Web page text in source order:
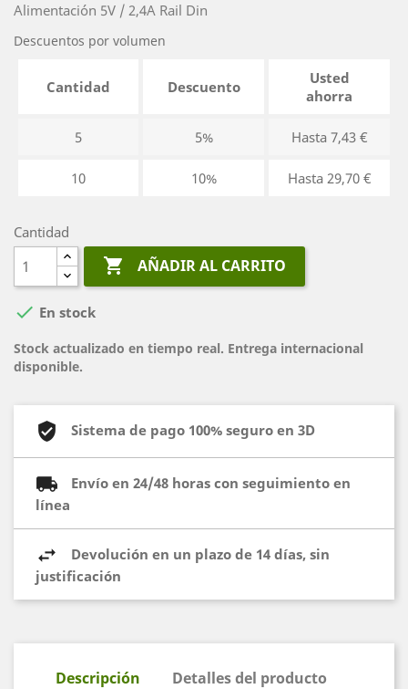
Alimentación 5V / 2,4A Rail Din
Descuentos por volumen
Cantidad Descuento
Usted
ahorra
5 5% Hasta 7,43 €
10 10% Hasta 29,70 €
Cantidad
 AÑADIR AL CARRITO
 En stock
Stock actualizado en tiempo real. Entrega internacional
disponible.
Sistema de pago 100% seguro en 3D
Envío en 24/48 horas con seguimiento en
línea
Devolución en un plazo de 14 días, sin
justificación
Descripción Detalles del producto